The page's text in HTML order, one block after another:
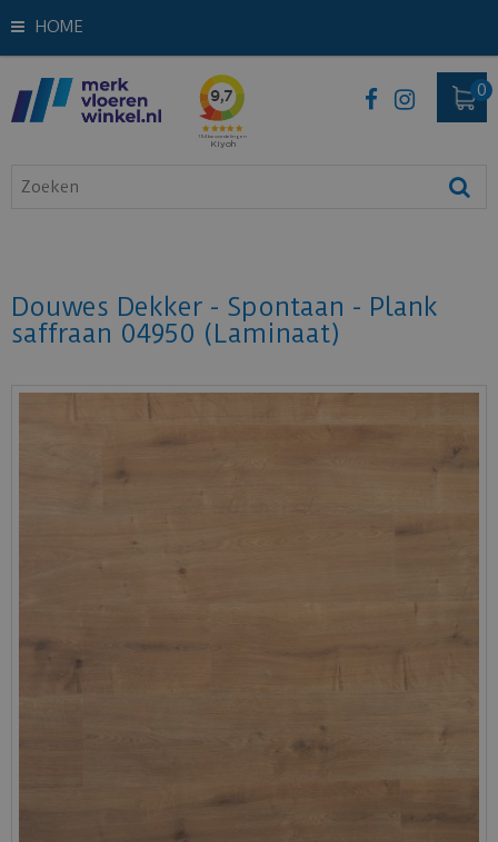
HOME
Douwes Dekker - Spontaan - Plank
saffraan 04950 (Laminaat)